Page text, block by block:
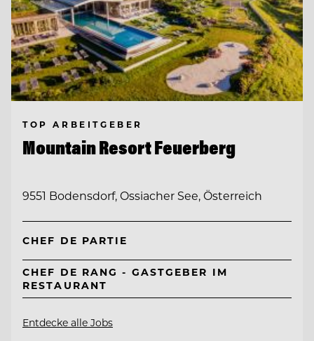
TOP ARBEITGEBER
Mountain Resort Feuerberg
9551 Bodensdorf, Ossiacher See, Österreich
CHEF DE PARTIE
CHEF DE RANG - GASTGEBER IM
RESTAURANT
Entdecke alle Jobs